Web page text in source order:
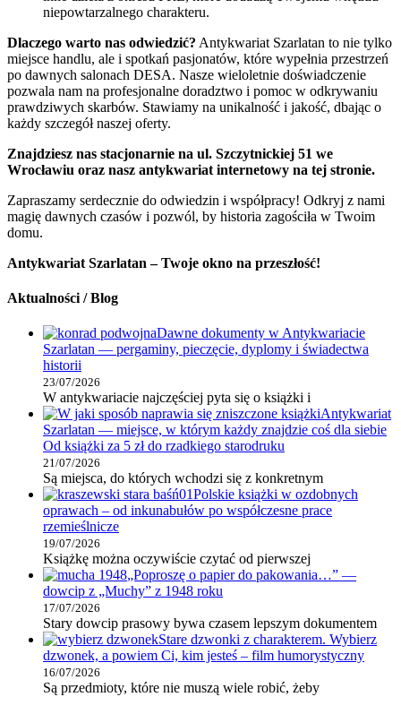
niepowtarzalnego charakteru.
Dlaczego warto nas odwiedzić? Antykwariat Szarlatan to nie tylko
miejsce handlu, ale i spotkań pasjonatów, które wypełnia przestrzeń
po dawnych salonach DESA. Nasze wieloletnie doświadczenie
pozwala nam na profesjonalne doradztwo i pomoc w odkrywaniu
prawdziwych skarbów. Stawiamy na unikalność i jakość, dbając o
każdy szczegół naszej oferty.
Znajdziesz nas stacjonarnie na ul. Szczytnickiej 51 we
Wrocławiu oraz nasz antykwariat internetowy na tej stronie.
Zapraszamy serdecznie do odwiedzin i współpracy! Odkryj z nami
magię dawnych czasów i pozwól, by historia zagościła w Twoim
domu.
Antykwariat Szarlatan – Twoje okno na przeszłość!
Aktualności / Blog
Dawne dokumenty w Antykwariacie
Szarlatan — pergaminy, pieczęcie, dyplomy i świadectwa
historii
23/07/2026
W antykwariacie najczęściej pyta się o książki i
Antykwariat
Szarlatan — miejsce, w którym każdy znajdzie coś dla siebie
Od książki za 5 zł do rzadkiego starodruku
21/07/2026
Są miejsca, do których wchodzi się z konkretnym
Polskie książki w ozdobnych
oprawach – od inkunabułów po współczesne prace
rzemieślnicze
19/07/2026
Książkę można oczywiście czytać od pierwszej
„Poproszę o papier do pakowania…” —
dowcip z „Muchy” z 1948 roku
17/07/2026
Stary dowcip prasowy bywa czasem lepszym dokumentem
Stare dzwonki z charakterem. Wybierz
dzwonek, a powiem Ci, kim jesteś – film humorystyczny
16/07/2026
Są przedmioty, które nie muszą wiele robić, żeby